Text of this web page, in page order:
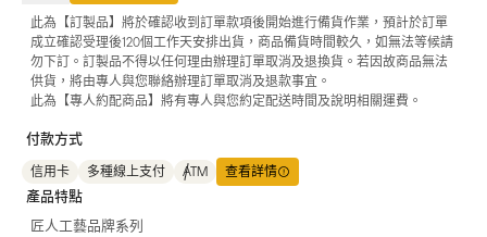
此為【訂製品】將於確認收到訂單款項後開始進行備貨作業，預計於訂單
成立確認受理後120個工作天安排出貨，商品備貨時間較久，如無法等候請
勿下訂。訂製品不得以任何理由辦理訂單取消及退換貨。若因故商品無法
供貨，將由專人與您聯絡辦理訂單取消及退款事宜。
此為【專人約配商品】將有專人與您約定配送時間及說明相關運費。
付款方式
信用卡 多種線上支付 ATM 查看詳情
產品特點
匠人工藝品牌系列